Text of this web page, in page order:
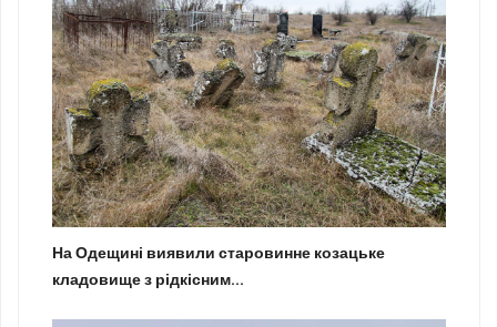
На Одещині виявили старовинне козацьке
кладовище з рідкісним...